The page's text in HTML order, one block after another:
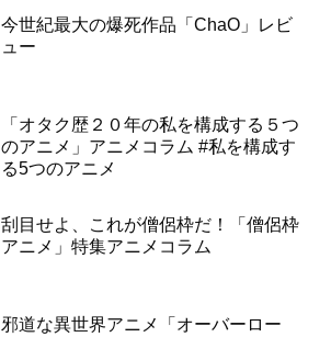
今世紀最大の爆死作品「ChaO」レビ
ュー
「オタク歴２０年の私を構成する５つ
のアニメ」アニメコラム #私を構成す
る5つのアニメ
刮目せよ、これが僧侶枠だ！「僧侶枠
アニメ」特集アニメコラム
邪道な異世界アニメ「オーバーロー